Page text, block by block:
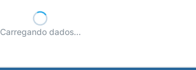
Carregando dados...